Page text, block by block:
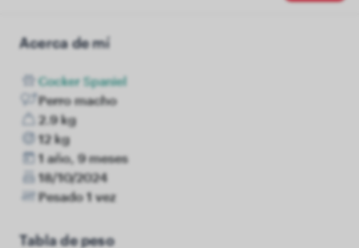
Acerca de mí
Cocker Spaniel
Perro macho
2.9 kg
12 kg
1 año, 9 meses
18/10/2024
Pesado 1 vez
Tabla de peso